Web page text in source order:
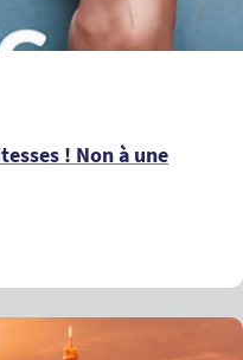
! Non à une